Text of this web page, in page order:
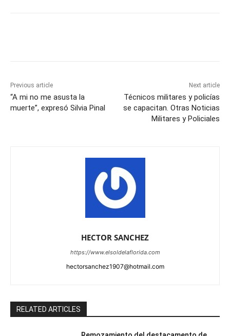
Previous article
“A mi no me asusta la
muerte”, expresó Silvia Pinal
Next article
Técnicos militares y policías
se capacitan. Otras Noticias
Militares y Policiales
HECTOR SANCHEZ
https://www.elsoldelaflorida.com
hectorsanchez1907@hotmail.com
RELATED ARTICLES